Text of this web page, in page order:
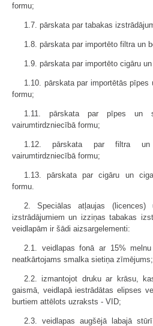
formu;
1.7. pārskata par tabakas
1.8. pārskata par importēto filtra un
1.9. pārskata par importēto cigāru
1.10. pārskata par importētās pīpes
formu;
1.11. pārskata par pīpes un
vairumtirdzniecībā formu;
1.12. pārskata par filtra un
vairumtirdzniecībā formu;
1.13. pārskata par cigāru un
formu.
2. Speciālas atļaujas (licences)
izstrādājumiem un izziņas tabakas
veidlapām ir šādi aizsargelementi:
2.1. veidlapas fonā ar 15%
neatkārtojams smalka sietiņa zīmējums;
2.2. izmantojot druku ar krāsu,
gaismā, veidlapā iestrādātas elipses
burtiem attēlots uzraksts - VID;
2.3. veidlapas augšējā labajā